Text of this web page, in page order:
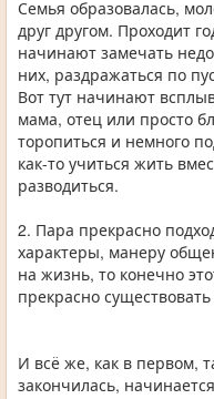
Семья образовалась,
друг другом. Проходит
начинают замечать
них, раздражаться по
Вот тут начинают
мама, отец или просто
торопиться и немного
как-то учиться жить
разводиться.
2. Пара прекрасно
характеры, манеру
на жизнь, то конечно
прекрасно
И всё же, как в первом,
закончилась,